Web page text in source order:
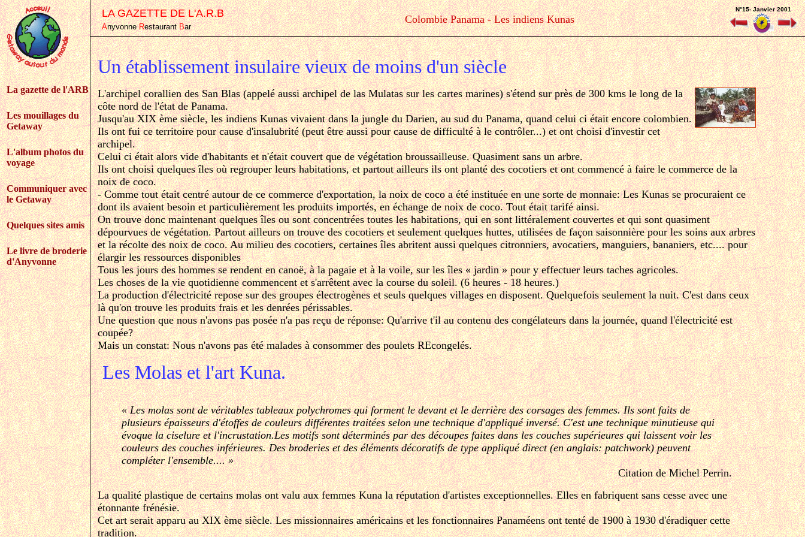
La gazette de l'ARB
Les mouillages du
Getaway
L'album photos du
voyage
Communiquer avec
le Getaway
Quelques sites amis
Le livre de broderie
d'Anyvonne
LA GAZETTE DE L'A.R.B
AnyvonneRestaurantBar
Colombie Panama - Les indiens Kunas
N°15- Janvier 2001
Un établissement insulaire vieux de moins d'un siècle
L'archipel corallien des San Blas (appelé aussi archipel de las Mulatas sur les cartes marines) s'étend sur près de 300 kms le long de la
côte nord de l'état de Panama.
Jusqu'au XIX ème siècle, les indiens Kunas vivaient dans la jungle du Darien, au sud du Panama, quand celui ci était encore colombien.
Ils ont fui ce territoire pour cause d'insalubrité (peut être aussi pour cause de difficulté à le contrôler...) et ont choisi d'investir cet
archipel.
Celui ci était alors vide d'habitants et n'était couvert que de végétation broussailleuse. Quasiment sans un arbre.
Ils ont choisi quelques îles où regrouper leurs habitations, et partout ailleurs ils ont planté des cocotiers et ont commencé à faire le commerce de la
noix de coco.
- Comme tout était centré autour de ce commerce d'exportation, la noix de coco a été instituée en une sorte de monnaie: Les Kunas se procuraient ce
dont ils avaient besoin et particulièrement les produits importés, en échange de noix de coco. Tout était tarifé ainsi.
On trouve donc maintenant quelques îles ou sont concentrées toutes les habitations, qui en sont littéralement couvertes et qui sont quasiment
dépourvues de végétation. Partout ailleurs on trouve des cocotiers et seulement quelques huttes, utilisées de façon saisonnière pour les soins aux arbres
et la récolte des noix de coco. Au milieu des cocotiers, certaines îles abritent aussi quelques citronniers, avocatiers, manguiers, bananiers, etc.... pour
élargir les ressources disponibles
Tous les jours des hommes se rendent en canoë, à la pagaie et à la voile, sur les îles « jardin » pour y effectuer leurs taches agricoles.
Les choses de la vie quotidienne commencent et s'arrêtent avec la course du soleil. (6 heures - 18 heures.)
La production d'électricité repose sur des groupes électrogènes et seuls quelques villages en disposent. Quelquefois seulement la nuit. C'est dans ceux
là qu'on trouve les produits frais et les denrées périssables.
Une question que nous n'avons pas posée n'a pas reçu de réponse: Qu'arrive t'il au contenu des congélateurs dans la journée, quand l'électricité est
coupée?
Mais un constat: Nous n'avons pas été malades à consommer des poulets REcongelés.
Les Molas et l'art Kuna.
« Les molas sont de véritables tableaux polychromes qui forment le devant et le derrière des corsages des femmes. Ils sont faits de
plusieurs épaisseurs d'étoffes de couleurs différentes traitées selon une technique d'appliqué inversé. C'est une technique minutieuse qui
évoque la ciselure et l'incrustation.Les motifs sont déterminés par des découpes faites dans les couches supérieures qui laissent voir les
couleurs des couches inférieures. Des broderies et des éléments décoratifs de type appliqué direct (en anglais: patchwork) peuvent
compléter l'ensemble.... »
Citation de Michel Perrin.
La qualité plastique de certains molas ont valu aux femmes Kuna la réputation d'artistes exceptionnelles. Elles en fabriquent sans cesse avec une
étonnante frénésie.
Cet art serait apparu au XIX ème siècle. Les missionnaires américains et les fonctionnaires Panaméens ont tenté de 1900 à 1930 d'éradiquer cette
tradition.